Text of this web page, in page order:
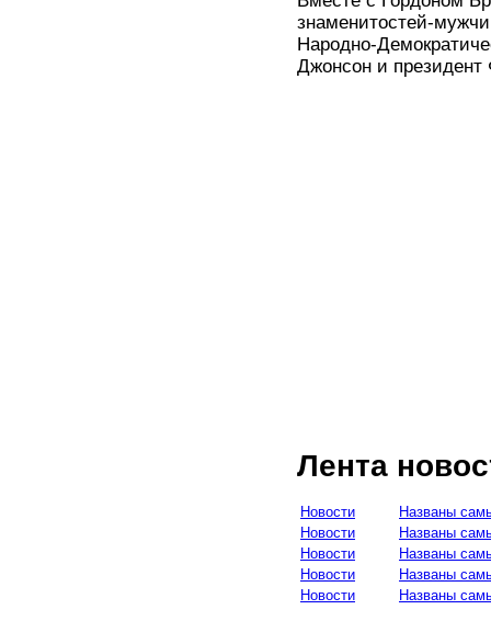
знаменитостей-
Народно-
Джонсон и
Лента
Новости
Названы
Новости
Названы
Новости
Названы
Новости
Названы
Новости
Названы